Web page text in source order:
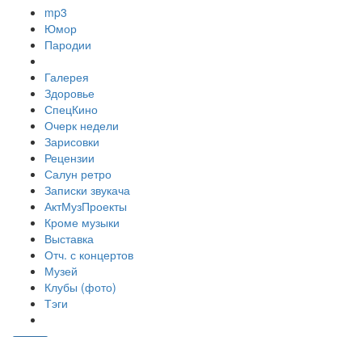
mp3
Юмор
Пародии
Галерея
Здоровье
СпецКино
Очерк недели
Зарисовки
Рецензии
Салун ретро
Записки звукача
АктМузПроекты
Кроме музыки
Выставка
Отч. с концертов
Музей
Клубы (фото)
Тэги